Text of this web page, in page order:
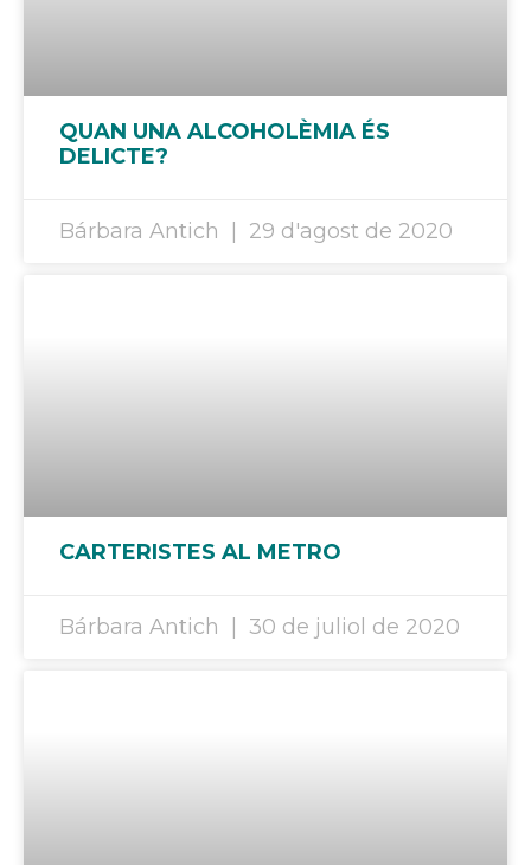
QUAN UNA ALCOHOLÈMIA ÉS
DELICTE?
Bárbara Antich 29 d'agost de 2020
CARTERISTES AL METRO
Bárbara Antich 30 de juliol de 2020